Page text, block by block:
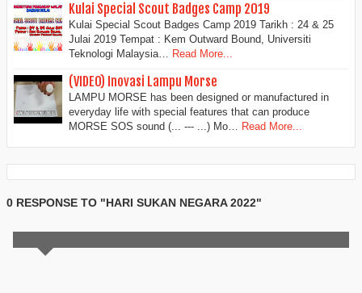
Kulai Special Scout Badges Camp 2019
Kulai Special Scout Badges Camp 2019 Tarikh : 24 & 25
Julai 2019 Tempat : Kem Outward Bound, Universiti
Teknologi Malaysia… Read More...
(VIDEO) Inovasi Lampu Morse
LAMPU MORSE has been designed or manufactured in
everyday life with special features that can produce
MORSE SOS sound (... --- ...) Mo…
Read More...
0 RESPONSE TO "HARI SUKAN NEGARA 2022"